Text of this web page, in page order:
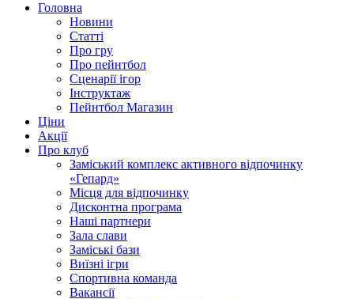
Головна
Новини
Статті
Про гру
Про пейнтбол
Сценарії ігор
Інструктаж
Пейнтбол Магазин
Ціни
Акції
Про клуб
Заміський комплекс активного відпочинку
«Гепард»
Місця для відпочинку
Дисконтна програма
Наші партнери
Зала слави
Заміські бази
Виїзні ігри
Спортивна команда
Вакансії